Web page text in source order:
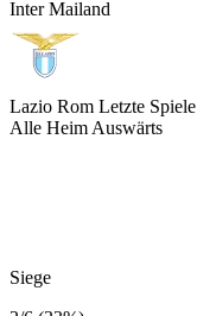
Inter Mailand
Lazio Rom Letzte Spiele
Alle Heim Auswärts
Siege